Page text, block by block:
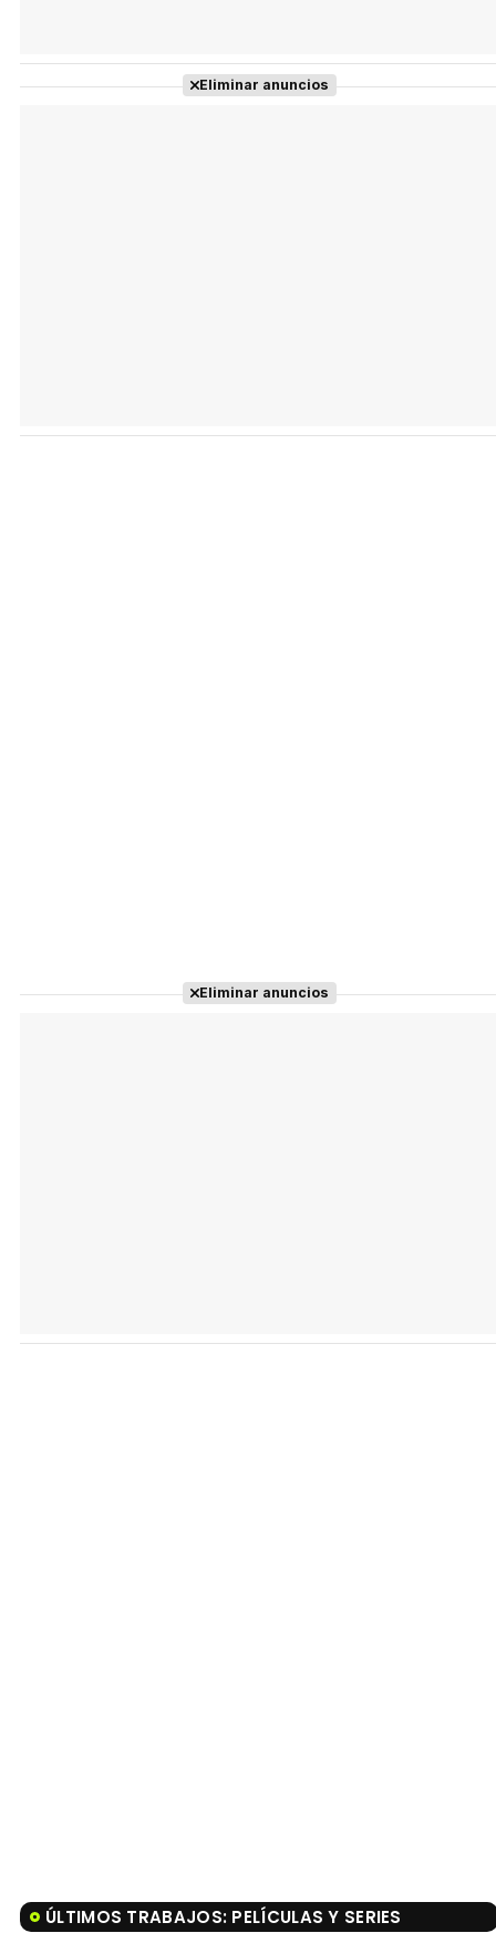
Eliminar anuncios
Eliminar anuncios
ÚLTIMOS TRABAJOS: PELÍCULAS Y SERIES